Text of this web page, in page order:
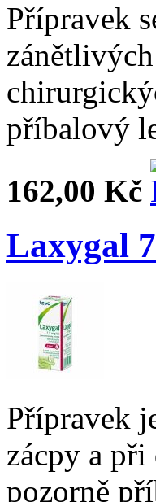
Přípravek
příbalový
162,00 Kč
Laxygal
Přípravek
zácpy a
pozorně